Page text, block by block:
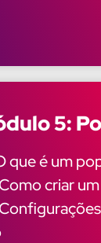
5:
que é um
criar